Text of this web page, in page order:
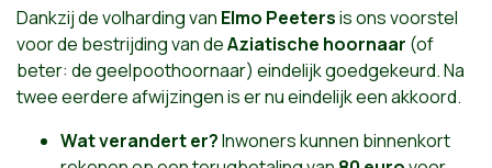
Dankzij de volharding van Elmo Peetersis ons voorstel
voor de bestrijding van deAziatische hoornaar (of
beter: de geelpoothoornaar) eindelijk goedgekeurd. Na
twee eerdere afwijzingen is er nu eindelijk een akkoord.
Wat verandert er?Inwoners kunnen binnenkort